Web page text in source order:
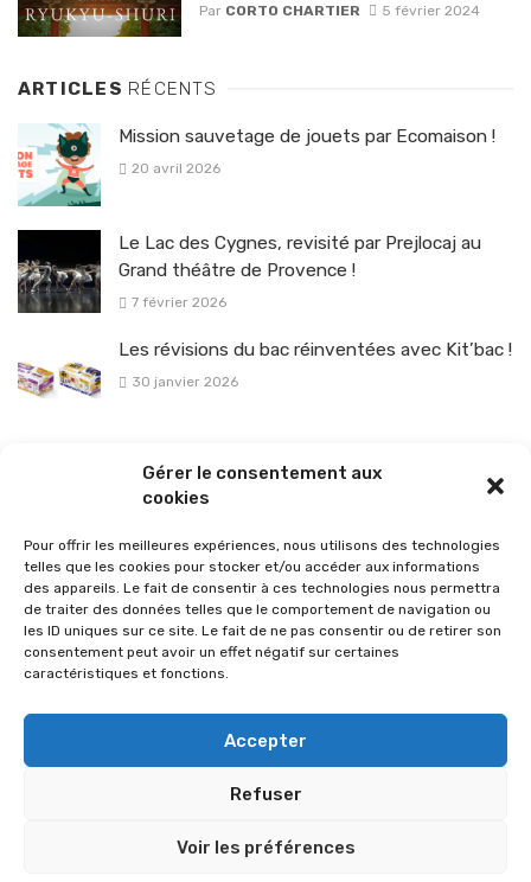
Gérer le consentement aux
cookies
Pour offrir les meilleures expériences, nous utilisons des technologies
telles que les cookies pour stocker et/ou accéder aux informations
des appareils. Le fait de consentir à ces technologies nous permettra
de traiter des données telles que le comportement de navigation ou
les ID uniques sur ce site. Le fait de ne pas consentir ou de retirer son
consentement peut avoir un effet négatif sur certaines
caractéristiques et fonctions.
Accepter
Refuser
Voir les préférences
Par CORTO CHARTIER 5 février 2024
ARTICLES RÉCENTS
Mission sauvetage de jouets par Ecomaison !
20 avril 2026
Le Lac des Cygnes, revisité par Prejlocaj au
Grand théâtre de Provence !
7 février 2026
Les révisions du bac réinventées avec Kit’bac !
30 janvier 2026